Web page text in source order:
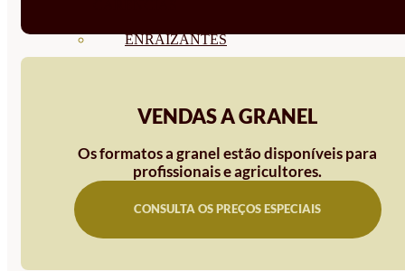
ENRAIZANTES
REGENERADORES DEL
ÁCIDOS HÚMICOS
MATERIAS PRIMAS
VENDAS A GRANEL
Os formatos a granel estão disponíveis para
profissionais e agricultores.
CONSULTA OS PREÇOS ESPECIAIS